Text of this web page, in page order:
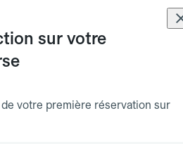
sur votre
votre première réservation sur